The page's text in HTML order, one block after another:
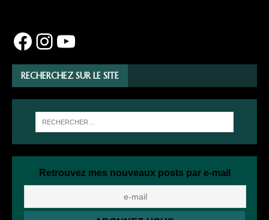
RECHERCHEZ SUR LE SITE
Retrouvez mes nouveaux posts par e-mail